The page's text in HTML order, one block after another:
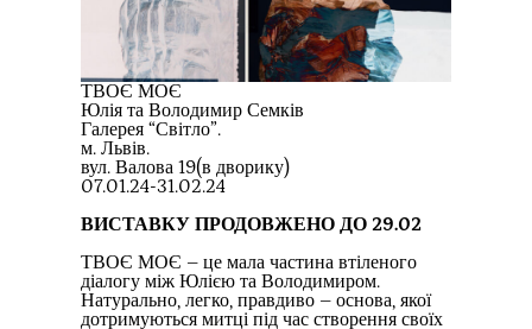
ТВОЄ МОЄ
Юлія та Володимир Семків
Галерея “Світло”.
м. Львів.
вул. Валова 19(в дворику)
07.01.24-31.02.24
ВИСТАВКУ ПРОДОВЖЕНО ДО 29.02
ТВОЄ МОЄ – це мала частина втіленого
діалогу між Юлією та Володимиром.
Натурально, легко, правдиво – основа, якої
дотримуються митці під час створення своїх